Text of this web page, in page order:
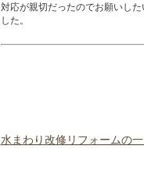
対応が親切だったのでお願いし
した。
水まわり改修リフォームの